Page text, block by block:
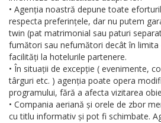
• Agenția noastră depune toate
respecta preferințele, dar nu putem
twin (pat matrimonial sau paturi
fumători sau nefumători decât în
facilități la hotelurile partenere.
• În situații de excepție ( evenimente,
târguri etc. ) agenția poate opera
programului, fără a afecta vizitarea
• Compania aeriană și orele de zbor
cu titlu informativ și pot fi schimbate.